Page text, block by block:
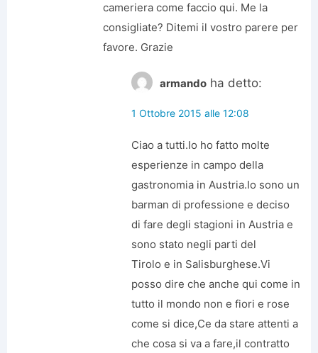
cameriera come faccio qui. Me la
consigliate? Ditemi il vostro parere per
favore. Grazie
armando ha detto:
1 Ottobre 2015 alle 12:08
Ciao a tutti.Io ho fatto molte
esperienze in campo della
gastronomia in Austria.Io sono un
barman di professione e deciso
di fare degli stagioni in Austria e
sono stato negli parti del
Tirolo e in Salisburghese.Vi
posso dire che anche qui come in
tutto il mondo non e fiori e rose
come si dice,Ce da stare attenti a
che cosa si va a fare,il contratto